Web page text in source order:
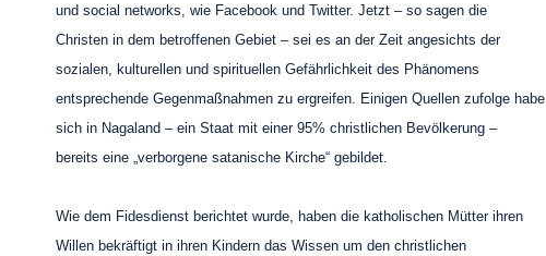
und social networks, wie Facebook und Twitter. Jetzt – so sagen die
Christen in dem betroffenen Gebiet – sei es an der Zeit angesichts der
sozialen, kulturellen und spirituellen Gefährlichkeit des Phänomens
entsprechende Gegenmaßnahmen zu ergreifen. Einigen Quellen zufolge habe
sich in Nagaland – ein Staat mit einer 95% christlichen Bevölkerung –
bereits eine „verborgene satanische Kirche“ gebildet.
Wie dem Fidesdienst berichtet wurde, haben die katholischen Mütter ihren
Willen bekräftigt in ihren Kindern das Wissen um den christlichen